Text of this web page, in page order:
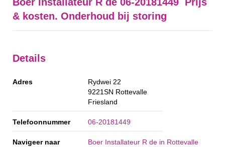
& kosten. Onderhoud bij storing
Details
Adres
Rydwei 22
9221SN Rottevalle
Friesland
Telefoonnummer 06-20181449
Navigeer naar Boer Installateur R de in Rottevalle